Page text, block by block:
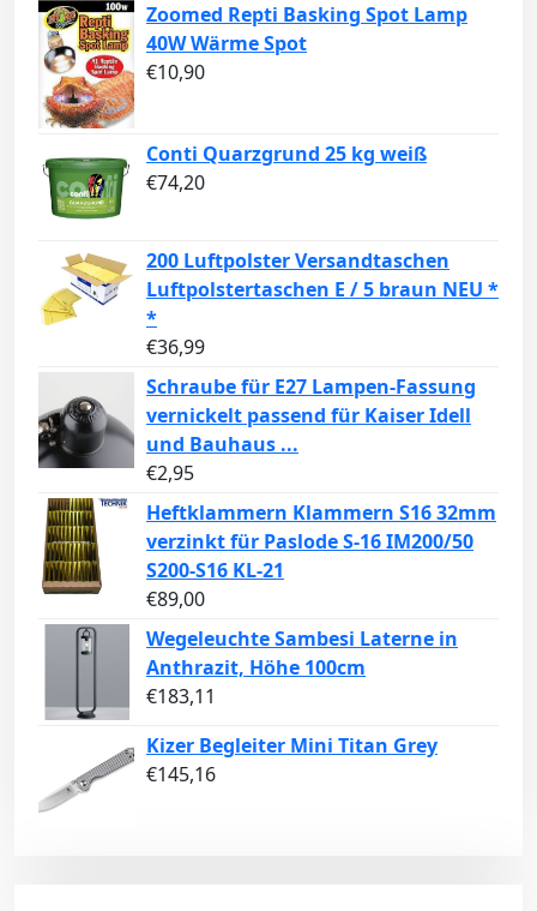
Zoomed Repti Basking Spot Lamp
40W Wärme Spot
€10,90
Conti Quarzgrund 25 kg weiß
€74,20
200 Luftpolster Versandtaschen
Luftpolstertaschen E / 5 braun NEU *
*
€36,99
Schraube für E27 Lampen-Fassung
vernickelt passend für Kaiser Idell
und Bauhaus ...
€2,95
Heftklammern Klammern S16 32mm
verzinkt für Paslode S-16 IM200/50
S200-S16 KL-21
€89,00
Wegeleuchte Sambesi Laterne in
Anthrazit, Höhe 100cm
€183,11
Kizer Begleiter Mini Titan Grey
€145,16